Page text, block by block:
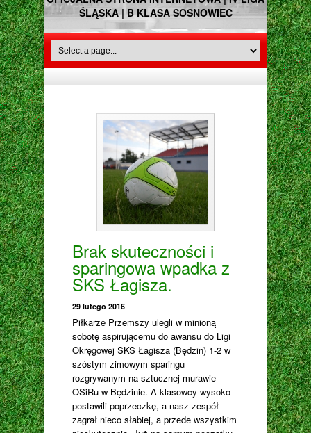
ŚLĄSKA | B KLASA SOSNOWIEC
Brak skuteczności i
sparingowa wpadka z
SKS Łagisza.
29 lutego 2016
Piłkarze Przemszy ulegli w minioną
sobotę aspirującemu do awansu do Ligi
Okręgowej SKS Łagisza (Będzin) 1-2 w
szóstym zimowym sparingu
rozgrywanym na sztucznej murawie
OSiRu w Będzinie. A-klasowcy wysoko
postawili poprzeczkę, a nasz zespół
zagrał nieco słabiej, a przede wszystkim